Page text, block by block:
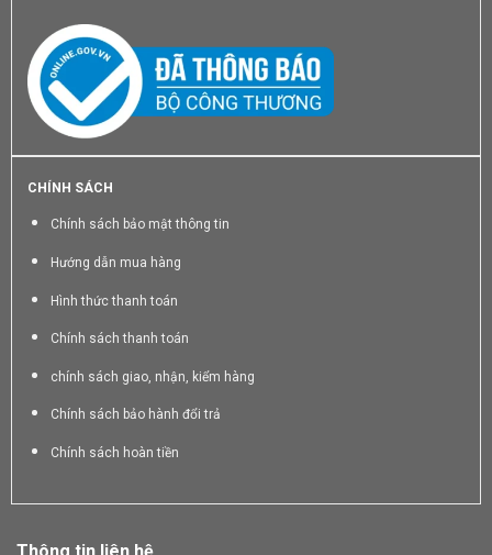
CHÍNH SÁCH
Chính sách bảo mật thông tin
Hướng dẫn mua hàng
Hình thức thanh toán
Chính sách thanh toán
chính sách giao, nhận, kiểm hàng
Chính sách bảo hành đổi trả
Chính sách hoàn tiền